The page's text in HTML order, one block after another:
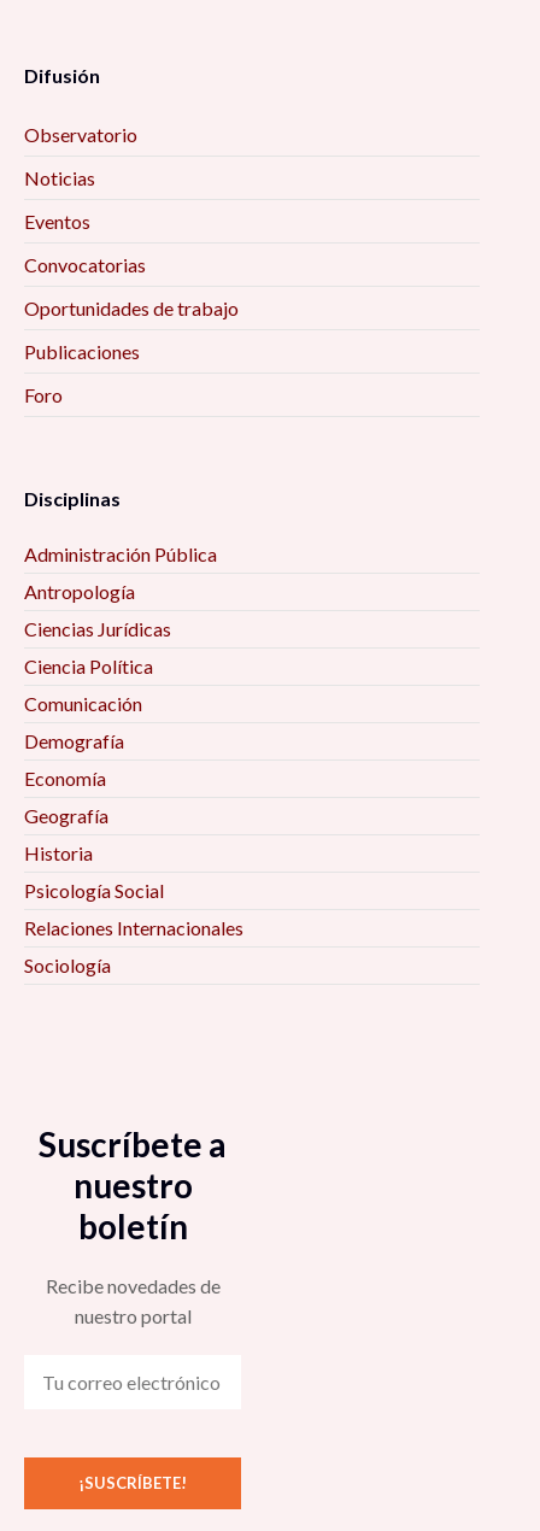
Difusión
Observatorio
Noticias
Eventos
Convocatorias
Oportunidades de trabajo
Publicaciones
Foro
Disciplinas
Administración Pública
Antropología
Ciencias Jurídicas
Ciencia Política
Comunicación
Demografía
Economía
Geografía
Historia
Psicología Social
Relaciones Internacionales
Sociología
Suscríbete a
nuestro
boletín
Recibe novedades de
nuestro portal